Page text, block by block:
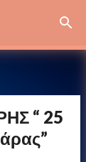
“ 25